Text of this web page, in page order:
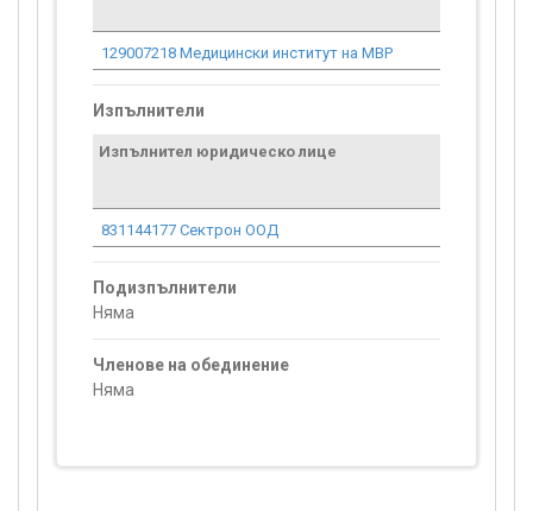
129007218 Медицински институт на МВР
Изпълнители
Изпълнител юридическо лице
831144177 Сектрон ООД
Подизпълнители
Няма
Членове на обединение
Няма